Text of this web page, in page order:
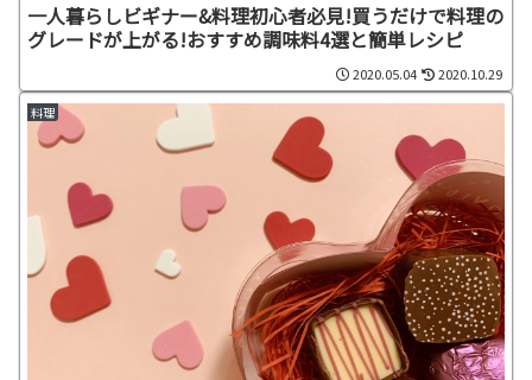
一人暮らしビギナー&料理初心者必見!買うだけで料理の
グレードが上がる!おすすめ調味料4選と簡単レシピ
2020.05.04 2020.10.29
料理